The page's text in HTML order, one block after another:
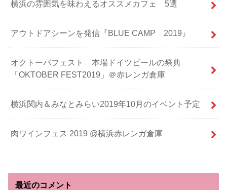
横浜の雰囲気を味わえるオススメカフェ 5選
アウトドアシーンを発信『BLUE CAMP 2019』
オクトーバフェスト 本場ドイツビールの祭典
「OKTOBER FEST2019」＠赤レンガ倉庫
横浜関内＆みなとみらい2019年10月のイベント予定
肉ワインフェス 2019 @横浜赤レンガ倉庫
最近のコメント